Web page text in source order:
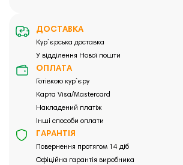
ДОСТАВКА
Кур`єрська доставка
У відділення Нової пошти
ОПЛАТА
Готівкою кур`єру
Карта Visa/Mastercard
Накладений платіж
Інші способи оплати
ГАРАНТІЯ
Повернення протягом 14 діб
Офіційна гарантія виробника